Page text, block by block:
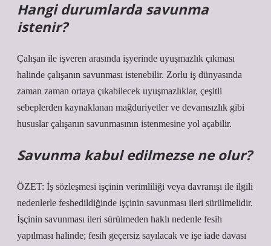
Hangi durumlarda savunma
istenir?
Çalışan ile işveren arasında işyerinde uyuşmazlık çıkması
halinde çalışanın savunması istenebilir. Zorlu iş dünyasında
zaman zaman ortaya çıkabilecek uyuşmazlıklar, çeşitli
sebeplerden kaynaklanan mağduriyetler ve devamsızlık gibi
hususlar çalışanın savunmasının istenmesine yol açabilir.
Savunma kabul edilmezse ne olur?
ÖZET: İş sözleşmesi işçinin verimliliği veya davranışı ile ilgili
nedenlerle feshedildiğinde işçinin savunması ileri sürülmelidir.
İşçinin savunması ileri sürülmeden haklı nedenle fesih
yapılması halinde; fesih geçersiz sayılacak ve işe iade davası